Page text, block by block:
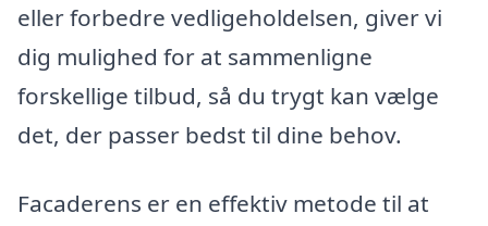
eller forbedre vedligeholdelsen, giver vi
dig mulighed for at sammenligne
forskellige tilbud, så du trygt kan vælge
det, der passer bedst til dine behov.
Facaderens er en effektiv metode til at